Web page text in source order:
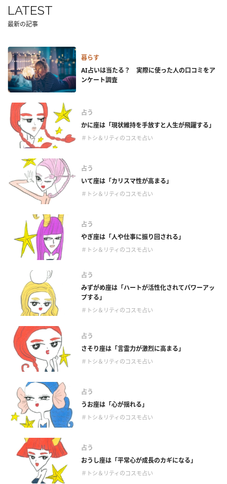
LATEST
最新の記事
暮らす
AI占いは当たる？ 実際に使った人の口コミをア
ンケート調査
占う
かに座は「現状維持を手放すと人生が飛躍する」
＃トシ＆リティのコスモ占い
占う
いて座は「カリスマ性が高まる」
＃トシ＆リティのコスモ占い
占う
やぎ座は「人や仕事に振り回される」
＃トシ＆リティのコスモ占い
占う
みずがめ座は「ハートが活性化されてパワーアッ
プする」
＃トシ＆リティのコスモ占い
占う
さそり座は「言霊力が激烈に高まる」
＃トシ＆リティのコスモ占い
占う
うお座は「心が揺れる」
＃トシ＆リティのコスモ占い
占う
おうし座は「平常心が成長のカギになる」
＃トシ＆リティのコスモ占い